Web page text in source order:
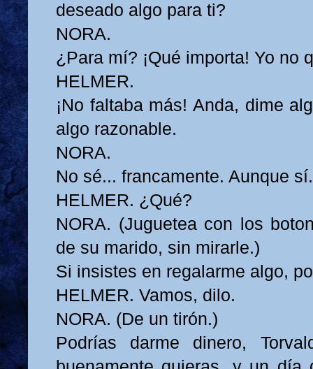
deseado algo para ti?
NORA.
¿Para mí? ¡Qué importa! Yo no
HELMER.
¡No faltaba más! Anda, dime
algo razonable.
NORA.
No sé... francamente. Aunque
HELMER. ¿Qué?
NORA. (Juguetea con los
de su marido, sin mirarle.)
Si insistes en regalarme algo,
HELMER. Vamos, dilo.
NORA. (De un tirón.)
Podrías darme dinero,